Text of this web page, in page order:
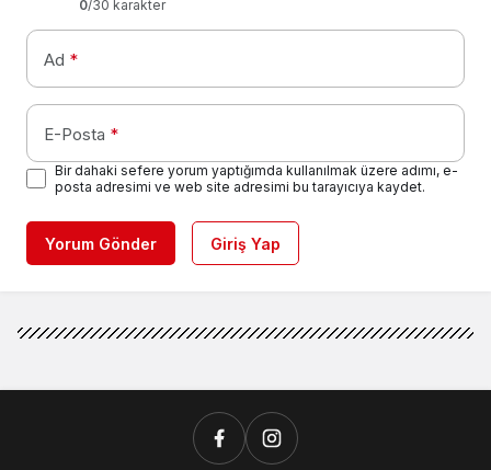
0/30 karakter
Ad *
E-Posta *
Bir dahaki sefere yorum yaptığımda kullanılmak üzere adımı, e-
posta adresimi ve web site adresimi bu tarayıcıya kaydet.
Yorum Gönder Giriş Yap